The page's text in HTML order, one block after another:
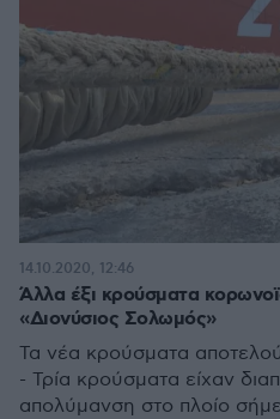
Άλλα έξι κρούσματα
«Διονύσιος Σολωμός»
Τα νέα κρούσματα
- Τρία κρούσματα είχαν
απολύμανση στο πλοίο
14.10.2020, 12:46